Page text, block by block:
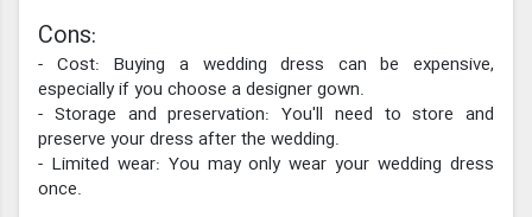
Cons:
- Cost: Buying a wedding dress can be expensive,
especially if you choose a designer gown.
- Storage and preservation: You'll need to store and
preserve your dress after the wedding.
- Limited wear: You may only wear your wedding dress
once.